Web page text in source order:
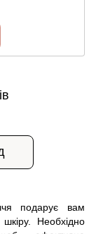
подарує вам
Необхідно